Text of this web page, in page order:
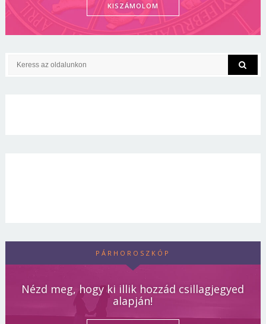
KISZÁMOLOM
PÁRHOROSZKÓP
Nézd meg, hogy ki illik hozzád csillagjegyed
alapján!